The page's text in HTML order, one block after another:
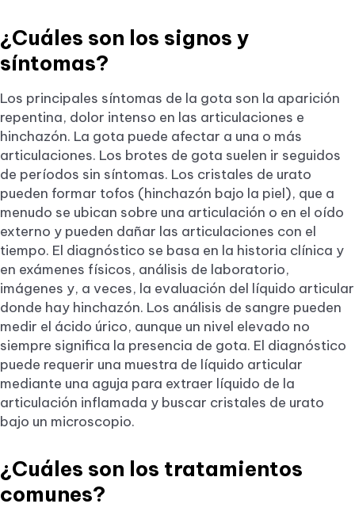
¿Cuáles son los signos y
síntomas?
Los principales síntomas de la gota son la aparición
repentina, dolor intenso en las articulaciones e
hinchazón. La gota puede afectar a una o más
articulaciones. Los brotes de gota suelen ir seguidos
de períodos sin síntomas. Los cristales de urato
pueden formar tofos (hinchazón bajo la piel), que a
menudo se ubican sobre una articulación o en el oído
externo y pueden dañar las articulaciones con el
tiempo. El diagnóstico se basa en la historia clínica y
en exámenes físicos, análisis de laboratorio,
imágenes y, a veces, la evaluación del líquido articular
donde hay hinchazón. Los análisis de sangre pueden
medir el ácido úrico, aunque un nivel elevado no
siempre significa la presencia de gota. El diagnóstico
puede requerir una muestra de líquido articular
mediante una aguja para extraer líquido de la
articulación inflamada y buscar cristales de urato
bajo un microscopio.
¿Cuáles son los tratamientos
comunes?